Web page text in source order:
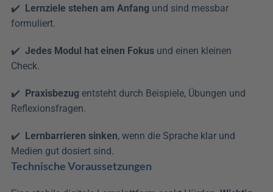
✔️ Lernziele stehen am Anfang und sind messbar
formuliert.
✔️ Jedes Modul hat einen Fokus und einen kleinen
Check.
✔️ Praxisbezug entsteht durch Beispiele, Übungen und
Reflexionsfragen.
✔️ Lernbarrieren sinken, wenn die Sprache klar und
Medien gut dosiert sind.
Technische Voraussetzungen